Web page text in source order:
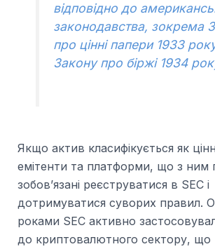
відповідно до
законодавства, зокрема
про цінні папери 1933
Закону про біржі 1934
Якщо актив класифікується як
емітенти та платформи, що з
зобов’язані реєструватися в SEC і
дотримуватися суворих правил.
роками SEC активно
до криптовалютного сектору, що